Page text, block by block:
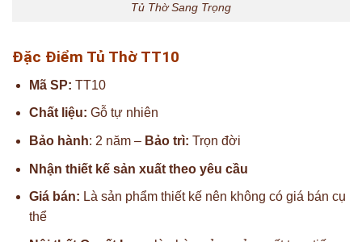
Tủ Thờ Sang Trọng
Đặc Điểm Tủ Thờ TT10
Mã SP: TT10
Chất liệu: Gỗ tự nhiên
Bảo hành: 2 năm – Bảo trì: Trọn đời
Nhận thiết kế sản xuất theo yêu cầu
Giá bán: Là sản phẩm thiết kế nên không có giá bán cụ
thể